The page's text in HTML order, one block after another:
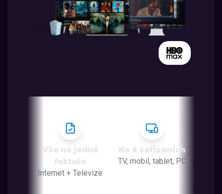
Vše na jedné
faktuře
Internet + Televize
Na 4 zařízeních
TV, mobil, tablet, PC